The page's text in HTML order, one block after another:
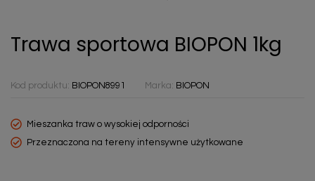
Trawa sportowa BIOPON 1kg
Kod produktu: BIOPON8991 Marka: BIOPON
Mieszanka traw o wysokiej odporności
Przeznaczona na tereny intensywne użytkowane